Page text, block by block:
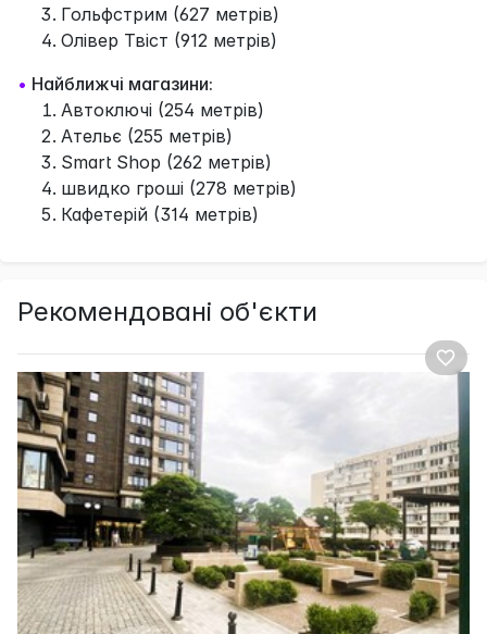
Гольфстрим (627 метрів)
Олiвер Твiст (912 метрів)
• Найближчі магазини:
Автоключі (254 метрів)
Aтельє (255 метрів)
Smart Shop (262 метрів)
швидко гроші (278 метрів)
Кафетерій (314 метрів)
Рекомендовані об'єкти